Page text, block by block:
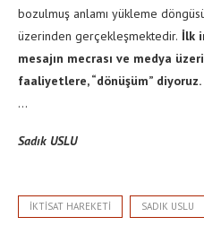
bozulmuş anlamı yükleme
üzerinden gerçekleşmektedir. İlk
mesajın mecrası ve medya
faaliyetlere, “dönüşüm” diyoruz.
…
Sadık USLU
IKTISAT HAREKETI SADIK USLU